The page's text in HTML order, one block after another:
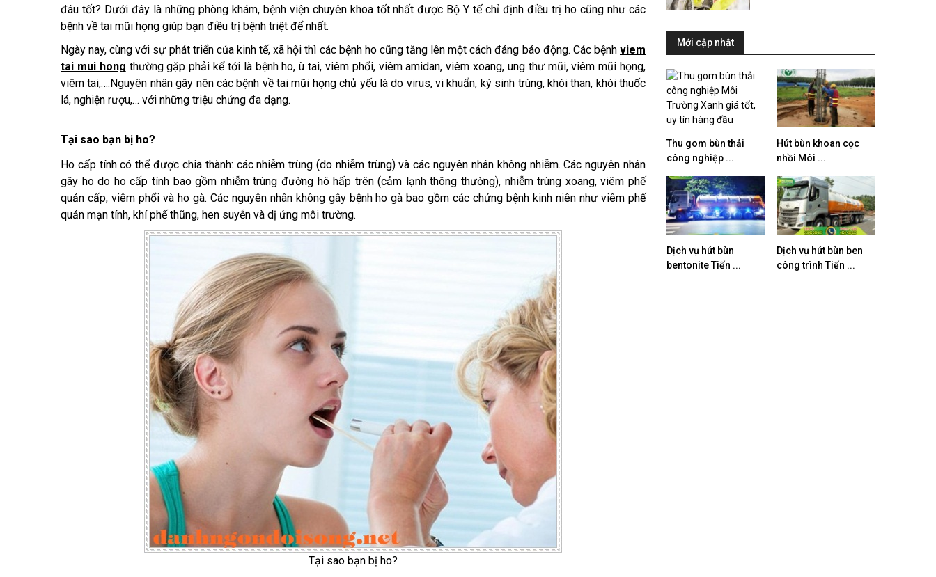
đâu tốt? Dưới đây là những phòng khám, bệnh viện chuyên khoa tốt nhất được Bộ Y tế chỉ định điều trị ho cũng như các
bệnh về tai mũi họng giúp bạn điều trị bệnh triệt để nhất.
Ngày nay, cùng với sự phát triển của kinh tế, xã hội thì các bệnh ho cũng tăng lên một cách đáng báo động. Các bệnh viem
tai mui hong thường gặp phải kể tới là bệnh ho, ù tai, viêm phổi, viêm amidan, viêm xoang, ung thư mũi, viêm mũi họng,
viêm tai,….Nguyên nhân gây nên các bệnh về tai mũi họng chủ yếu là do virus, vi khuẩn, ký sinh trùng, khói than, khói thuốc
lá, nghiện rượu,… với những triệu chứng đa dạng.
Tại sao bạn bị ho?
Ho cấp tính có thể được chia thành: các nhiễm trùng (do nhiễm trùng) và các nguyên nhân không nhiễm. Các nguyên nhân
gây ho do ho cấp tính bao gồm nhiễm trùng đường hô hấp trên (cảm lạnh thông thường), nhiễm trùng xoang, viêm phế
quản cấp, viêm phổi và ho gà. Các nguyên nhân không gây bệnh ho gà bao gồm các chứng bệnh kinh niên như viêm phế
quản mạn tính, khí phế thũng, hen suyễn và dị ứng môi trường.
Tại sao bạn bị ho?
Mới cập nhật
Thu gom bùn thải
công nghiệp ...
Hút bùn khoan cọc
nhồi Môi ...
Dịch vụ hút bùn
bentonite Tiến ...
Dịch vụ hút bùn ben
công trình Tiến ...